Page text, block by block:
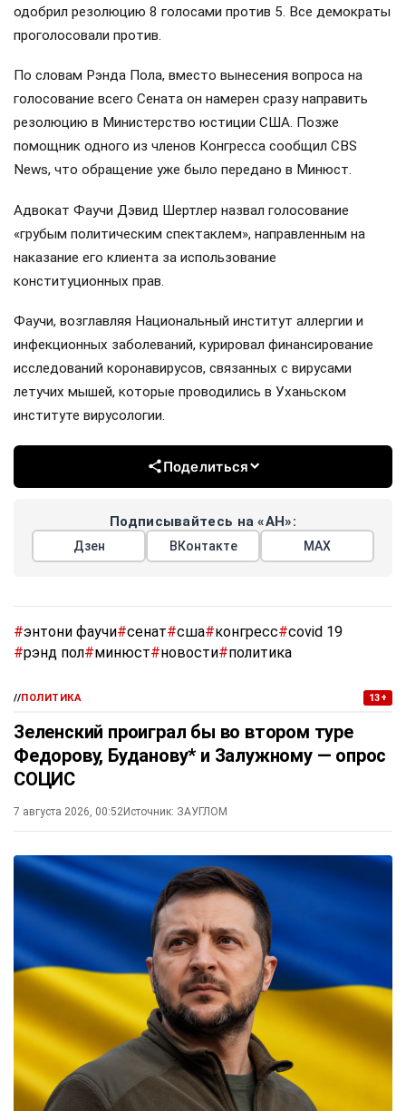
одобрил резолюцию 8 голосами против 5. Все демократы
проголосовали против.
По словам Рэнда Пола, вместо вынесения вопроса на
голосование всего Сената он намерен сразу направить
резолюцию в Министерство юстиции США. Позже
помощник одного из членов Конгресса сообщил CBS
News, что обращение уже было передано в Минюст.
Адвокат Фаучи Дэвид Шертлер назвал голосование
«грубым политическим спектаклем», направленным на
наказание его клиента за использование
конституционных прав.
Фаучи, возглавляя Национальный институт аллергии и
инфекционных заболеваний, курировал финансирование
исследований коронавирусов, связанных с вирусами
летучих мышей, которые проводились в Уханьском
институте вирусологии.
Поделиться
Подписывайтесь на «АН»:
Дзен ВКонтакте МАХ
#энтони фаучи#сенат#сша#конгресс#covid 19
#рэнд пол#минюст#новости#политика
//ПОЛИТИКА 13+
Зеленский проиграл бы во втором туре
Федорову, Буданову* и Залужному — опрос
СОЦИС
7 августа 2026, 00:52Источник: ЗАУГЛОМ